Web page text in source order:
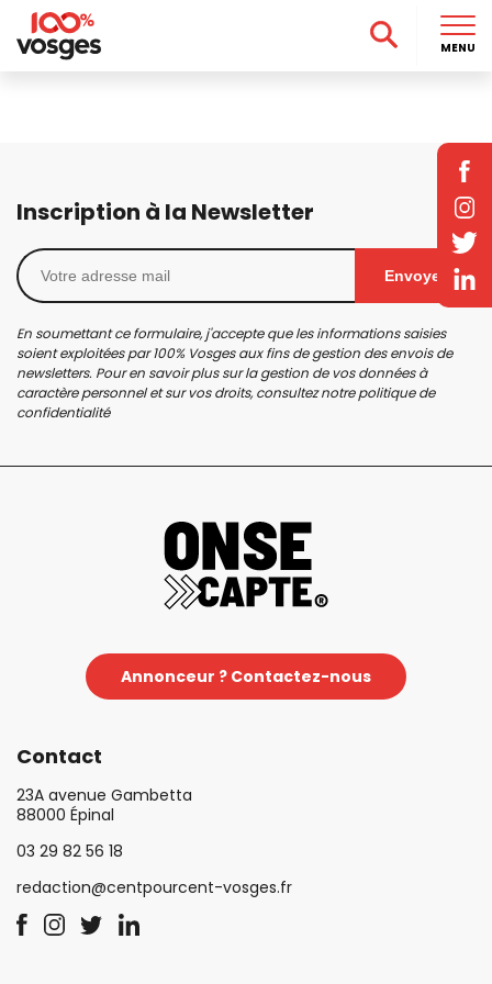
Inscription à la Newsletter
Envoyer
En soumettant ce formulaire, j'accepte que les informations saisies
soient exploitées par 100% Vosges aux fins de gestion des envois de
newsletters. Pour en savoir plus sur la gestion de vos données à
caractère personnel et sur vos droits, consultez notrepolitique de
confidentialité
Annonceur ? Contactez-nous
Contact
23A avenue Gambetta
88000 Épinal
03 29 82 56 18
redaction@centpourcent-vosges.fr
MENU